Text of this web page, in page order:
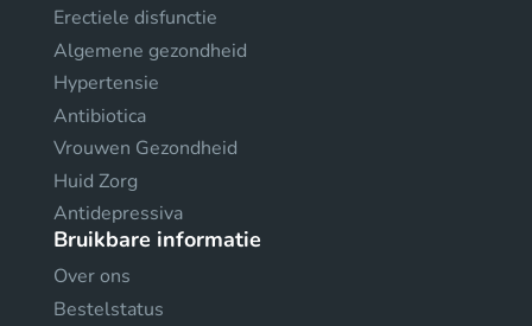
Erectiele disfunctie
Algemene gezondheid
Hypertensie
Antibiotica
Vrouwen Gezondheid
Huid Zorg
Antidepressiva
Bruikbare informatie
Over ons
Bestelstatus